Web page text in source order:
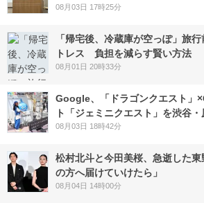
08月03日 17時25分
「帰宅後、冷蔵庫が空っぽ」旅
トレス 負担を減らす賢い方法
08月01日 20時33分
Google、「ドラゴンクエスト」
ト「ジェミニクエスト」を渋谷
08月03日 18時42分
松村北斗と今田美桜、急逝した東
の方へ届けていけたら」
08月04日 14時00分